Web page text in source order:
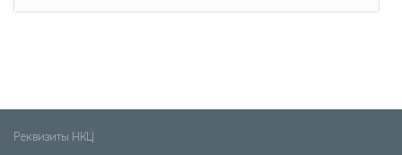
Реквизиты НКЦ